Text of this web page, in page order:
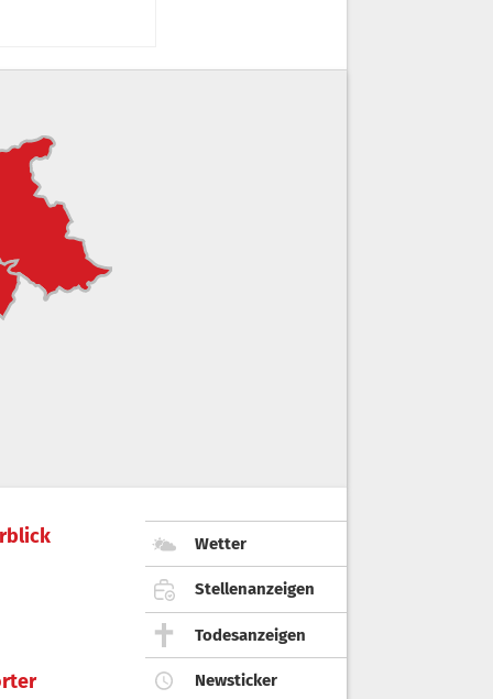
Wetter
Stellenanzeigen
Todesanzeigen
Newsticker